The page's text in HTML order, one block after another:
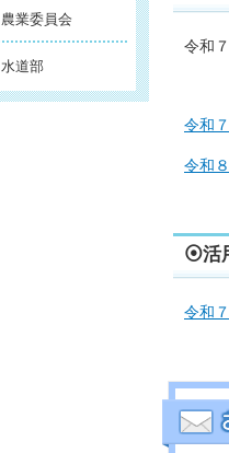
令和
令和
令和
⦿活
令和
農業委員会
水道部